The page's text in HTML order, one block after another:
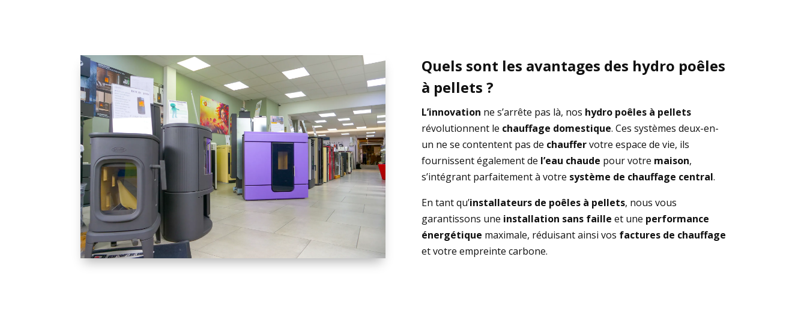
Quels sont les avantages des hydro poêles
à pellets ?
L’innovation ne s’arrête pas là, nos hydro poêles à pellets
révolutionnent le chauffage domestique. Ces systèmes deux-en-
un ne se contentent pas de chauffervotre espace de vie, ils
fournissent également de l’eau chaude pour votre maison,
s’intégrant parfaitement à votre système de chauffage central.
En tant qu’installateurs de poêles à pellets, nous vous
garantissons une installation sans faille et une performance
énergétique maximale, réduisant ainsi vos factures de chauffage
et votre empreinte carbone.